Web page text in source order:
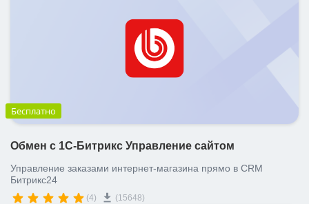
Бесплатно
Обмен с 1С-Битрикс Управление сайтом
Управление заказами интернет-магазина прямо в CRM
Битрикс24
(4) (15648)